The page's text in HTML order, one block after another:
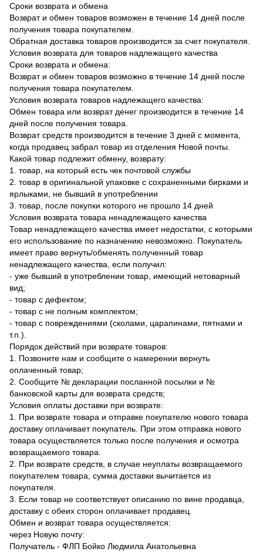
Сроки возврата и обмена
Возврат и обмен товаров возможен в течение 14 дней после
получения товара покупателем.
Обратная доставка товаров производится за счет покупателя.
Условия возврата для товаров надлежащего качества
Сроки возврата и обмена:
Возврат и обмен товаров возможно в течение 14 дней после
получения товара покупателем.
Условия возврата товаров надлежащего качества:
Обмен товара или возврат денег производится в течение 14
дней после получения товара.
Возврат средств производится в течение 3 дней с момента,
когда продавец забрал товар из отделения Новой почты.
Какой товар подлежит обмену, возврату:
1. товар, на который есть чек почтовой службы
2. товар в оригинальной упаковке с сохраненными бирками и
ярлыками, не бывший в употреблении
3. товар, после покупки которого не прошло 14 дней
Условия возврата товара ненадлежащего качества
Товар ненадлежащего качества имеет недостатки, с которыми
его использование по назначению невозможно. Покупатель
имеет право вернуть/обменять полученный товар
ненадлежащего качества, если получил:
- уже бывший в употреблении товар, имеющий нетоварный
вид;
- товар с дефектом;
- товар с не полным комплектом;
- товар с повреждениями (сколами, царапинами, пятнами и
т.п.).
Порядок действий при возврате товаров:
1. Позвоните нам и сообщите о намерении вернуть
оплаченный товар;
2. Сообщите № декларации посланной посылки и №
банковской карты для возврата средств;
Условия оплаты доставки при возврате:
1. При возврате товара и отправке покупателю нового товара
доставку оплачивает покупатель. При этом отправка нового
товара осуществляется только после получения и осмотра
возвращаемого товара.
2. При возврате средств, в случае неуплаты возвращаемого
покупателем товара, сумма доставки вычитается из
покупателя.
3. Если товар не соответствует описанию по вине продавца,
доставку с обеих сторон оплачивает продавец.
Обмен и возврат товара осуществляется:
через Новую почту:
Получатель - ФЛП Бойко Людмила Анатольевна